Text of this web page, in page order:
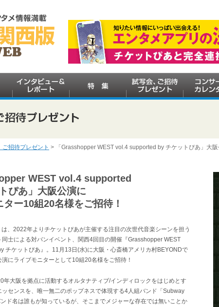
ご招待プレゼント > 「Grasshopper WEST vol.4 supported by チケットぴあ」大
WEST vol.4 supported
ぴあ」大阪公演に
ター10組20名様をご招待！
は、2022年よりチケットぴあが主催する注目の次世代音楽シーンを担う
士による対バンイベント、関西4回目の開催『Grasshopper WEST
チケットぴあ』。11月13日(水)に大阪・心斎橋アメリカ村BEYONDで
にライブモニターとして10組20名様をご招待！
年大阪を拠点に活動するオルタナティブ/インディロックをはじめとす
ッセンスを、唯一無二のポップネスで体現する4人組バンド「Subway
ド名は誰もが知っているが、そこまでメジャーな存在では無いことか